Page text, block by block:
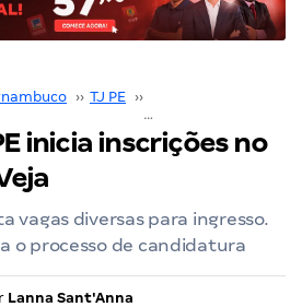
›› TJ PE ››
inicia inscrições no
vagas diversas para ingresso.
o processo de candidatura
Lanna Sant'Anna